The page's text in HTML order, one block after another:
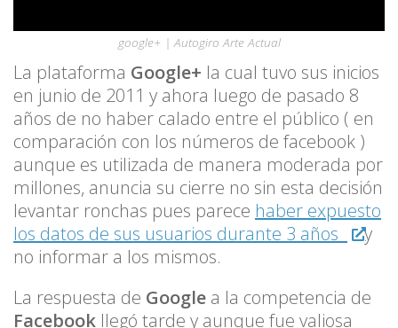
google+ | Autogiro Arte Actual
La plataforma Google+ la cual tuvo sus inicios
en junio de 2011 y ahora luego de pasado 8
años de no haber calado entre el público ( en
comparación con los números de facebook )
aunque es utilizada de manera moderada por
millones, anuncia su cierre no sin esta decisión
levantar ronchas pues parece haber expuesto
los datos de sus usuarios durante 3 años
y
no informar a los mismos.
La respuesta de Google a la competencia de
Facebook llegó tarde y aunque fue valiosa